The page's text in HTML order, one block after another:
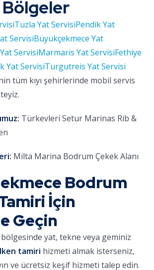
Bölgeler
Tuzla Yat ServisiPendik Yat
ServisiBüyükçekmece Yat
ServisiMarmaris Yat ServisiFethiye
Yat ServisiTurgutreis Yat Servisi
tüm kıyı şehirlerinde mobil servis
Türkevleri Setur Marinas Rib &
Milta Marina Bodrum Çekek Alanı
Bodrum
İçin
Geçin
yat, tekne veya geminiz
tamiri hizmeti almak isterseniz,
ve ücretsiz keşif hizmeti talep edin.